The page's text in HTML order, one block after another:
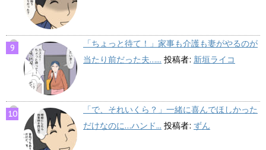
「ちょっと待て！」家事も介護も妻がやるのが
当たり前だった夫…... 投稿者: 新垣ライコ
「で、それいくら？」一緒に喜んでほしかった
だけなのに…ハンド... 投稿者: ずん